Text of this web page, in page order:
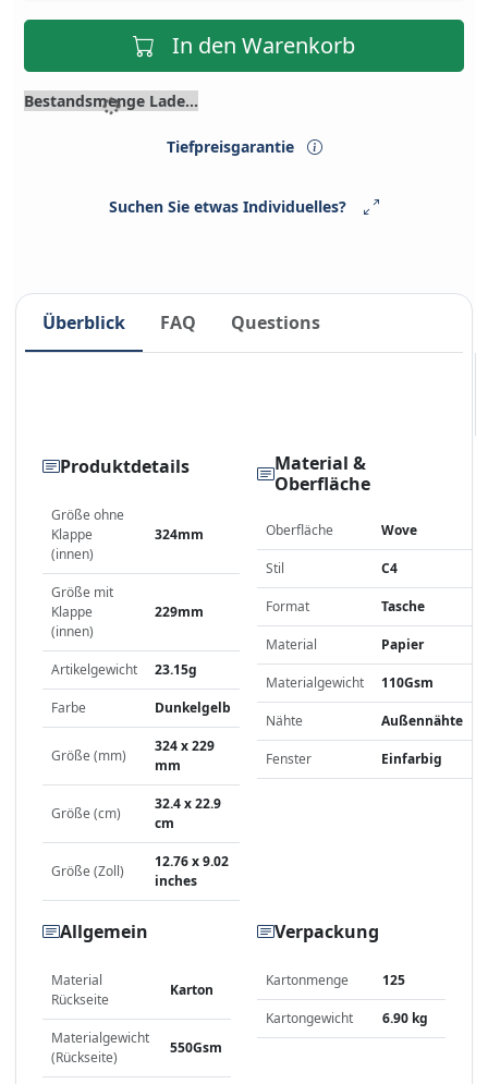
In den Warenkorb
Bestandsmenge Lade...
Tiefpreisgarantie
Suchen Sie etwas Individuelles?
Überblick FAQ Questions
Produktdetails
Größe ohne
Klappe
(innen)
324mm
Größe mit
Klappe
(innen)
229mm
Artikelgewicht 23.15g
Farbe Dunkelgelb
Größe (mm)
324 x 229
mm
Größe (cm)
32.4 x 22.9
cm
Größe (Zoll)
12.76 x 9.02
inches
Material &
Oberfläche
Oberfläche Wove
Stil C4
Format Tasche
Material Papier
Materialgewicht 110Gsm
Nähte Außennähte
Fenster Einfarbig
Allgemein
Material
Rückseite
Karton
Materialgewicht
(Rückseite)
550Gsm
Verpackung
Kartonmenge 125
Kartongewicht 6.90 kg